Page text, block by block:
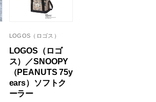
LOGOS（ロゴス）
LOGOS（ロゴ
ス）／SNOOPY
（PEANUTS 75y
ears）ソフトク
ーラー